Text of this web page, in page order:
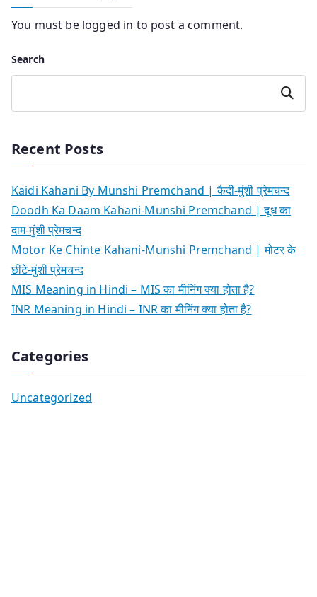
You must be logged in to post a comment.
Search
Search
Recent Posts
Kaidi Kahani By Munshi Premchand | कैदी-मुंशी प्रेमचन्द
Doodh Ka Daam Kahani-Munshi Premchand | दूध का
दाम-मुंशी प्रेमचन्द
Motor Ke Chinte Kahani-Munshi Premchand | मोटर के
छींटे-मुंशी प्रेमचन्द
MIS Meaning in Hindi – MIS का मीनिंग क्या होता है?
INR Meaning in Hindi – INR का मीनिंग क्या होता है?
Categories
Uncategorized